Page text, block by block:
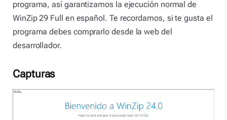
programa, así garantizamos la ejecución normal de
WinZip 29 Full en español. Te recordamos, si te gusta el
programa debes comprarlo desde la web del
desarrollador.
Capturas